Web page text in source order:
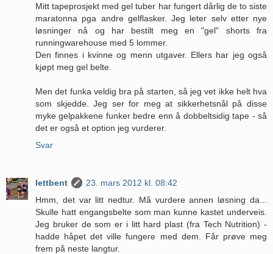
Mitt tapeprosjekt med gel tuber har fungert dårlig de to siste
maratonna pga andre gelflasker. Jeg leter selv etter nye
løsninger nå og har bestilt meg en "gel" shorts fra
runningwarehouse med 5 lommer.
Den finnes i kvinne og menn utgaver. Ellers har jeg også
kjøpt meg gel belte.
Men det funka veldig bra på starten, så jeg vet ikke helt hva
som skjedde. Jeg ser for meg at sikkerhetsnål på disse
myke gelpakkene funker bedre enn å dobbeltsidig tape - så
det er også et option jeg vurderer.
Svar
lettbent
23. mars 2012 kl. 08:42
Hmm, det var litt nedtur. Må vurdere annen løsning da...
Skulle hatt engangsbelte som man kunne kastet underveis.
Jeg bruker de som er i litt hard plast (fra Tech Nutrition) -
hadde håpet det ville fungere med dem. Får prøve meg
frem på neste langtur.